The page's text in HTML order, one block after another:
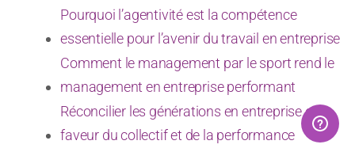
Pourquoi l’agentivité est la compétence
essentielle pour l’avenir du travail en entreprise
Comment le management par le sport rend le
management en entreprise performant
Réconcilier les générations en entreprise en
faveur du collectif et de la performance